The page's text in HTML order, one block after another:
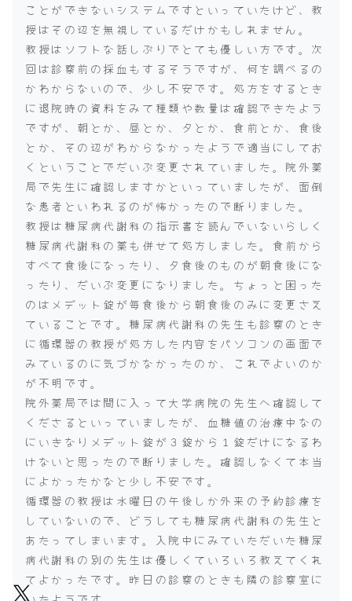
ことができないシステムですといっていたけど、教
授はその辺を無視しているだけかもしれません。
教授はソフトな話しぶりでとても優しい方です。次
回は診察前の採血もするそうですが、何を調べるの
かわからないので、少し不安です。処方をするとき
に退院時の資料をみて種類や数量は確認できたよう
ですが、朝とか、昼とか、夕とか、食前とか、食後
とか、その辺がわからなかったようで適当にしてお
くということでだいぶ変更されていました。院外薬
局で先生に確認しますかといっていましたが、面倒
な患者といわれるのが怖かったので断りました。
教授は糖尿病代謝科の指示書を読んでいないらしく
糖尿病代謝科の薬も併せて処方しました。食前から
すべて食後になったり、夕食後のものが朝食後にな
ったり、だいぶ変更になりました。ちょっと困った
のはメデット錠が毎食後から朝食後のみに変更さえ
ていることです。糖尿病代謝科の先生も診察のとき
に循環器の教授が処方した内容をパソコンの画面で
みているのに気づかなかったのか、これでよいのか
が不明です。
院外薬局では間に入って大学病院の先生へ確認して
くださるといっていましたが、血糖値の治療中なの
にいきなりメデット錠が３錠から１錠だけになるわ
けないと思ったので断りました。確認しなくて本当
によかったかなと少し不安です。
循環器の教授は水曜日の午後しか外来の予約診療を
していないので、どうしても糖尿病代謝科の先生と
あたってしまいます。入院中にみていただいた糖尿
病代謝科の別の先生は優しくていろいろ教えてくれ
てよかったです。昨日の診察のときも隣の診察室に